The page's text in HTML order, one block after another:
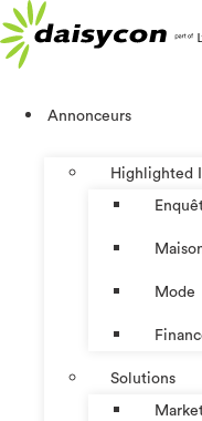
Aller
au
contenu
Annonceurs
Highlighted
Mode
Solutions